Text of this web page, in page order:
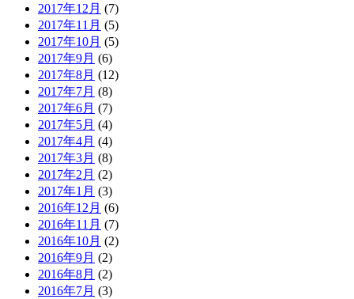
2017年12月 (7)
2017年11月 (5)
2017年10月 (5)
2017年9月 (6)
2017年8月 (12)
2017年7月 (8)
2017年6月 (7)
2017年5月 (4)
2017年4月 (4)
2017年3月 (8)
2017年2月 (2)
2017年1月 (3)
2016年12月 (6)
2016年11月 (7)
2016年10月 (2)
2016年9月 (2)
2016年8月 (2)
2016年7月 (3)